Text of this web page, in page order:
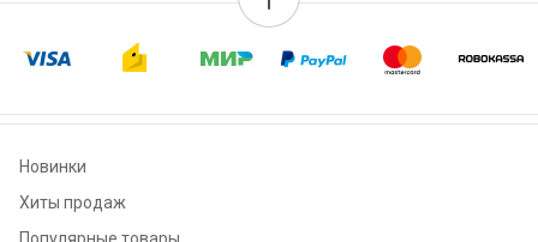
Новинки
Хиты продаж